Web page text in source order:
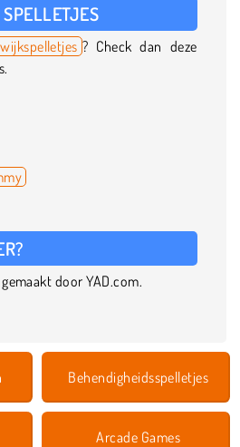
? Check dan deze
door YAD.com.
Behendigheidsspelletjes
Arcade Games